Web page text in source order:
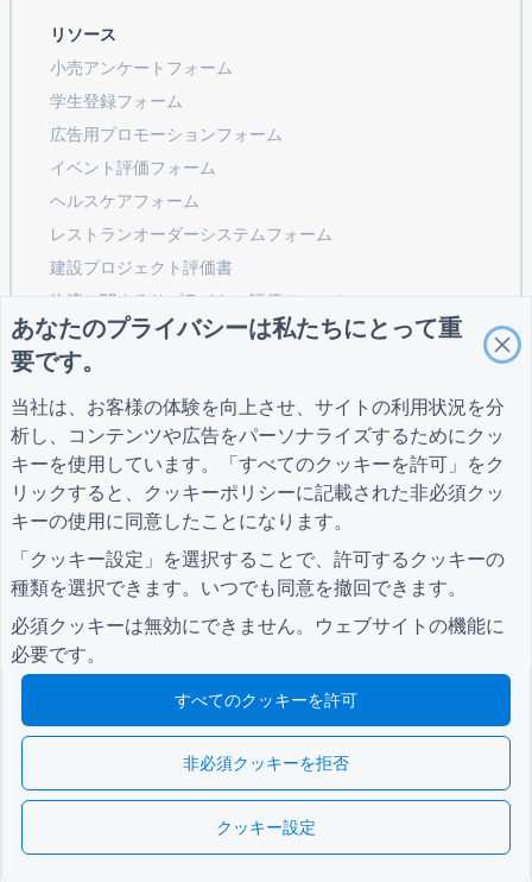
リソース
小売アンケートフォーム
学生登録フォーム
広告用プロモーションフォーム
イベント評価フォーム
ヘルスケアフォーム
レストランオーダーシステムフォーム
建設プロジェクト評価書
物流に関するサプライヤー評価フォーム
公共事業向けサービスリクエストフォーム
顧客エンゲージメントフォーム
コミュニティに参加する
ガイド
ヘルプセンター
ブログ
会社
私たちについて
お問い合わせ
条項
条項
クッキー設定
© 2026 QR Form Generator. All rights reserved.
あなたのプライバシーは私たちにとって重
要です。
当社は、お客様の体験を向上させ、サイトの利用状況を分
析し、コンテンツや広告をパーソナライズするためにクッ
キーを使用しています。「すべてのクッキーを許可」をク
リックすると、 クッキーポリシーに記載された非必須クッ
キーの使用に同意したことになります。
「クッキー設定」を選択することで、許可するクッキーの
種類を選択できます。いつでも同意を撤回できます。
必須クッキーは無効にできません。ウェブサイトの機能に
必要です。
すべてのクッキーを許可
非必須クッキーを拒否
クッキー設定